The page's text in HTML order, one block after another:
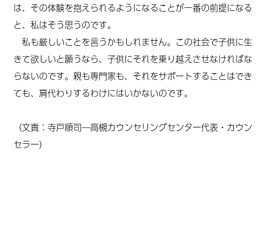
は、その体験を抱えられるようになることが一番の前提になる
と、私はそう思うのです。
私も厳しいことを言うかもしれません。この社会で子供に生
きて欲しいと願うなら、子供にそれを乗り越えさせなければな
らないのです。親も専門家も、それをサポートすることはでき
ても、肩代わりするわけにはいかないのです。
（文責：寺戸順司―高槻カウンセリングセンター代表・カウン
セラー）